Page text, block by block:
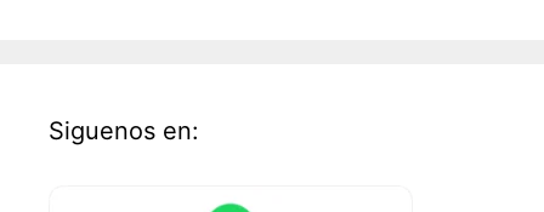
Siguenos en: